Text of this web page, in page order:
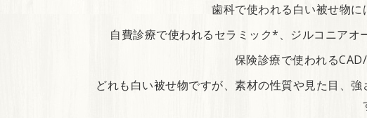
歯科で使われる白い被せ物に
自費診療で使われるセラミック*、ジルコニアオ
保険診療で使われる
どれも白い被せ物ですが、素材の性質や見た目、